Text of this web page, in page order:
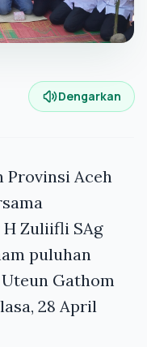
Dengarkan
Provinsi Aceh
H Zuliifli SAg
puluhan
Gathom
28 April